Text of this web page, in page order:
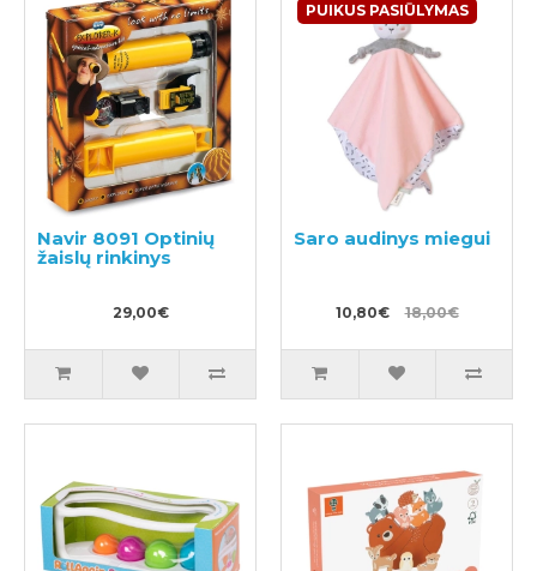
Navir 8091 Optinių
žaislų rinkinys
29,00€
PUIKUS PASIŪLYMAS
Saro audinys miegui
10,80€ 18,00€